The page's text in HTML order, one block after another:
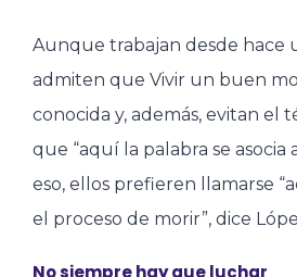
Aunque trabajan desde hace
admiten que Vivir un buen
conocida y, además, evitan el
que “aquí la palabra se asocia
eso, ellos prefieren llamarse
el proceso de morir”, dice
No siempre hay que luchar